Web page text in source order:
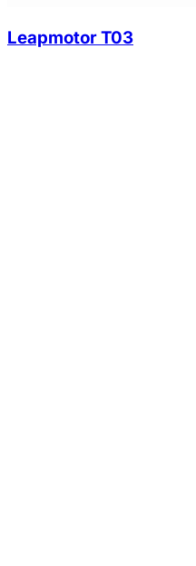
Leapmotor T03